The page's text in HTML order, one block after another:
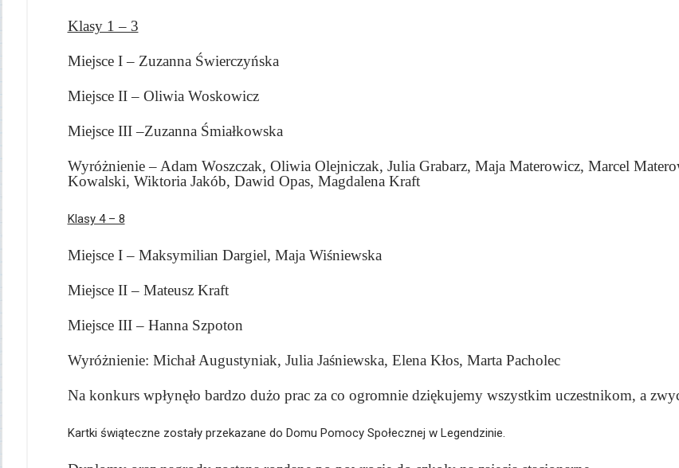
Klasy 1 – 3
Miejsce I – Zuzanna Świerczyńska
Miejsce II – Oliwia Woskowicz
Miejsce III –Zuzanna Śmiałkowska
Wyróżnienie – Adam Woszczak, Oliwia Olejniczak, Julia Grabarz, Maja Materowicz, Marcel
Kowalski, Wiktoria Jakób, Dawid Opas, Magdalena Kraft
Klasy 4 – 8
Miejsce I – Maksymilian Dargiel, Maja Wiśniewska
Miejsce II – Mateusz Kraft
Miejsce III – Hanna Szpoton
Wyróżnienie: Michał Augustyniak, Julia Jaśniewska, Elena Kłos, Marta Pacholec
Na konkurs wpłynęło bardzo dużo prac za co ogromnie dziękujemy wszystkim uczestnikom, a
Kartki świąteczne zostały przekazane do Domu Pomocy Społecznej w Legendzinie.